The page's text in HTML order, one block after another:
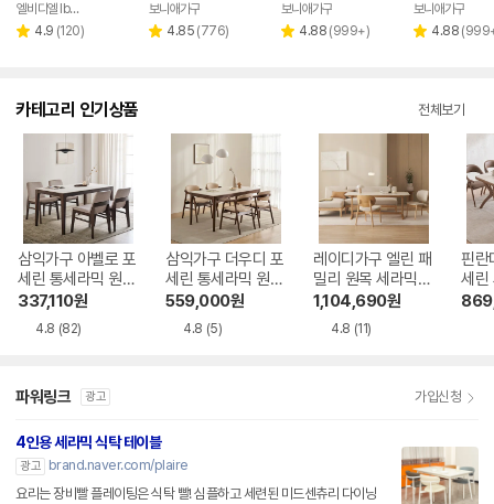
엘비디엘 lbdl
별 4.9 리
(120)
보니애가구
별 4.85 리
(776)
보니애가구
별 4.88 리
(999+)
보니애가구
별 4.88 리
(
카테고리 인기상품 전체보기
삼익가구 아벨로 포
세린 통세라믹 원목
식탁 1400
337,110원
4.8 (82)
삼익가구 더우디 포
세린 통세라믹 원목
식탁 1600
559,000원
4.8 (5)
레이디가구 엘린 패
밀리 원목 세라믹
식탁 1800
1,104,690원
4.8 (11)
핀란
세린
목
파워링크 광고 가입신청
4인용 세라믹 식탁 테이블
광고
brand.naver.com/plaire
요리는 장비빨 플레이팅은 식탁 빨! 심플하고 세련된 미드센츄리 다이닝